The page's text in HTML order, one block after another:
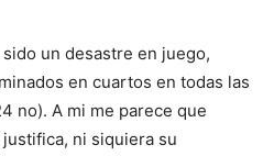
un desastre en juego,
en cuartos en todas las
no). A mi me parece que
ni siquiera su